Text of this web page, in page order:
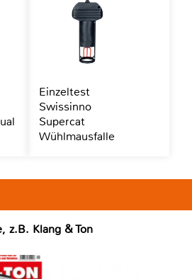
z.B. Klang & Ton
Einzeltest
Swissinno
Supercat
Wühlmausfalle